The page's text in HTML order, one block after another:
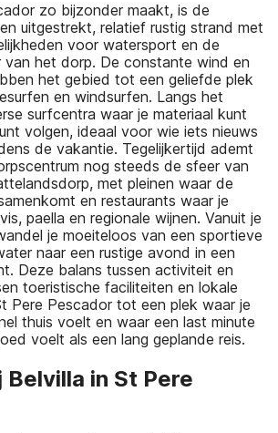
zo bijzonder maakt, is de
uitgestrekt, relatief rustig strand met
voor watersport en de
van het dorp. De constante wind en
het gebied tot een geliefde plek
en windsurfen. Langs het
surfcentra waar je materiaal kunt
volgen, ideaal voor wie iets nieuws
de vakantie. Tegelijkertijd ademt
nog steeds de sfeer van
met pleinen waar de
en restaurants waar je
paella en regionale wijnen. Vanuit je
je moeiteloos van een sportieve
naar een rustige avond in een
Deze balans tussen activiteit en
toeristische faciliteiten en lokale
Pere Pescador tot een plek waar je
thuis voelt en waar een last minute
voelt als een lang geplande reis.
Belvilla in St Pere